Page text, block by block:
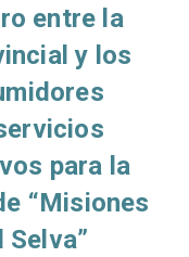
entre la
y los
para la
“Misiones